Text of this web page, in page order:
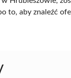
to, aby znaleźć